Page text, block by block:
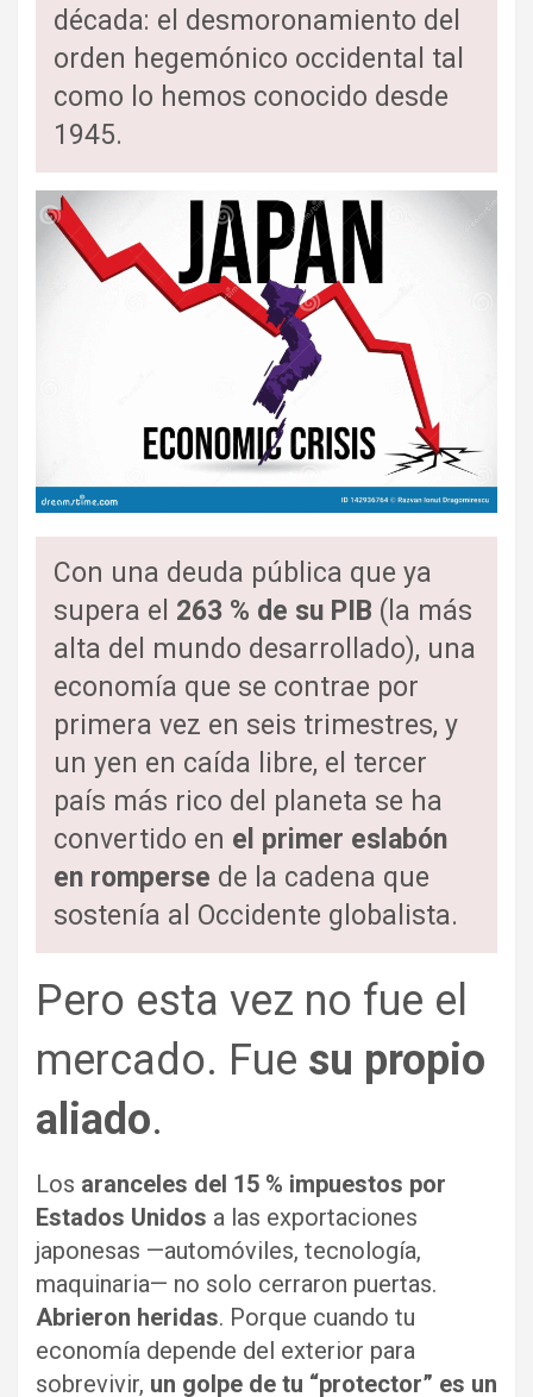
década: el desmoronamiento del
orden hegemónico occidental tal
como lo hemos conocido desde
1945.
Con una deuda pública que ya
supera el 263 % de su PIB (la más
alta del mundo desarrollado), una
economía que se contrae por
primera vez en seis trimestres, y
un yen en caída libre, el tercer
país más rico del planeta se ha
convertido en el primer eslabón
en romperse de la cadena que
sostenía al Occidente globalista.
Pero esta vez no fue el
mercado. Fue su propio
aliado.
Los aranceles del 15 % impuestos por
Estados Unidos a las exportaciones
japonesas —automóviles, tecnología,
maquinaria— no solo cerraron puertas.
Abrieron heridas. Porque cuando tu
economía depende del exterior para
sobrevivir, un golpe de tu “protector” es un